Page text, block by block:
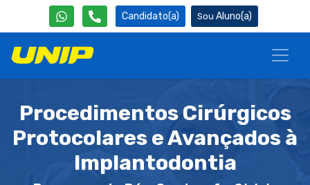
Candidato(a) Aluno(a)
Procedimentos Cirúrgicos
Protocolares e Avançados à
Implantodontia